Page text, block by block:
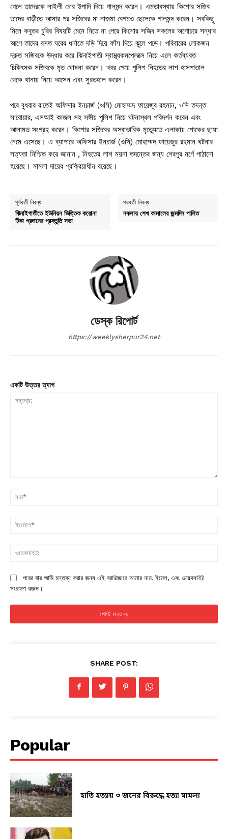
গেলে তাদেরকে লাইলী চোর উপাদি দিয়ে গালমন্দ করেন। এমতাবস্থায় কিশোর সজিব
তাদের বাড়ীতে আসার পর সজিবের মা নাজমা বেগমও ছেলেকে গালমন্দ করেন। সবকিছু
মিলে কবুতর চুরির বিষয়টি মেনে নিতে না পেরে কিশোর সজিব সকলের অগোচরে সন্ধার
আগে তাদের বসত ঘরের ধর্নাতে দড়ি দিয়ে ফাঁস দিয়ে ঝুলে পড়ে। পরিবারের লোকজন
দ্রুত সজিবকে উদ্ধার করে ঝিনাইগাতী স্বাস্থ্যকমপ্লেক্সে নিয়ে এলে কর্তব্যরত
চিকিৎসক সজিবকে মৃত ঘোষনা করেন। খবর পেয়ে পুলিশ নিহতের লাশ হাসপাতাল
থেকে থানায় নিয়ে আসেন এবং সুরতহাল করেন।
পরে বুধবার রাতেই অফিসার ইনচার্জ (ওসি) মোহাম্মদ ফায়েজুর রহমান, ওসি তদন্ত
সারোয়ার, এসআই কাজল সহ সঙ্গীয় পুলিশ নিয়ে ঘটনাস্থল পরিদর্শন করেন এবং
আলামত সংগ্রহ করেন। কিশোর সজিবের অস্বাভাবিক মৃত্যেুতে এলাকায় শোকের ছায়া
নেমে এসেছে। এ ব্যাপারে অফিসার ইনচার্জ (ওসি) মোহাম্মদ ফায়েজুর রহমান ঘটনার
সত্যতা নিশ্চিত করে জানান , নিহতের লাশ ময়না তদন্তের জন্য শেরপুর মর্গে পাঠানো
হয়েছে। মামলা দায়ের প্রক্রিয়াধীন রয়েছে।
পূর্ববর্তী নিবন্ধ
ঝিনাইগাতীতে ইউনিয়ন ভিত্তিক করোনা
টিকা প্রদানের প্রস্তুতি সভা
পরবর্তী নিবন্ধ
নকলায় শেখ কামালের জন্মদিন পালিত
ডেস্ক রিপোর্ট
https://weeklysherpur24.net
একটি উত্তর ত্যাগ
পরের বার আমি মন্তব্য করার জন্য এই ব্রাউজারে আমার নাম, ইমেল, এবং ওয়েবসাইট
সংরক্ষণ করুন।
SHARE POST:
Popular
হাতি হত্যায় ৩ জনের বিরুদ্ধে হত্যা মামলা